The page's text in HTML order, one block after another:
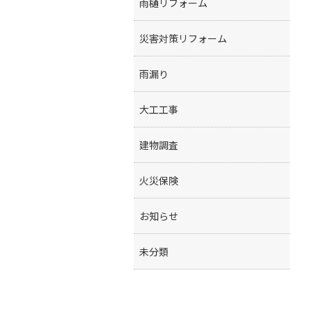
雨樋リフォーム
災害対策リフォーム
雨漏り
大工工事
建物調査
火災保険
お知らせ
未分類